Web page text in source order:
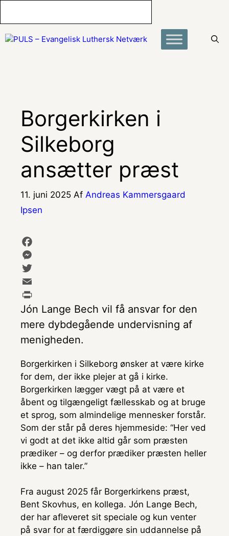
indhold
Borgerkirken i
Silkeborg
ansætter præst
11. juni 2025 Af Andreas Kammersgaard
Ipsen
F
a
c
e
b
o
M
e
s
s
e
e
r
T
w
t
r
E
m
a
P
r
t
Jón Lange Bech vil få ansvar for den
mere dybdegående undervisning af
menigheden.
Borgerkirken i Silkeborg ønsker at være kirke
for dem, der ikke plejer at gå i kirke.
Borgerkirken lægger vægt på at være et
åbent og tilgængeligt fællesskab og at bruge
et sprog, som almindelige mennesker forstår.
Som der står på deres hjemmeside: “Her ved
vi godt at det ikke altid går som præsten
prædiker – og derfor prædiker præsten heller
ikke – han taler.”
Fra august 2025 får Borgerkirkens præst,
Bent Skovhus, en kollega. Jón Lange Bech,
der har afleveret sit speciale og kun venter
på svar for at færdiggøre sin uddannelse på